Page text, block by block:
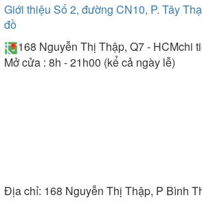
quý khách hàng có thể theo dõi
quá trình sử dụng như sau:
- Trong quá trình sử dụng cần
dưỡng vệ sinh máy xông hơi để
thiện sức khỏe, không nên lạm
Giới thiệu Số 2, đường CN10, P. Tây
đồ
168 Nguyễn Thị Thập, Q7 - HCMchi
Mở cửa : 8h - 21h00 (kể cả ngày lễ)
Địa chỉ: 168 Nguyễn Thị Thập, P Bình